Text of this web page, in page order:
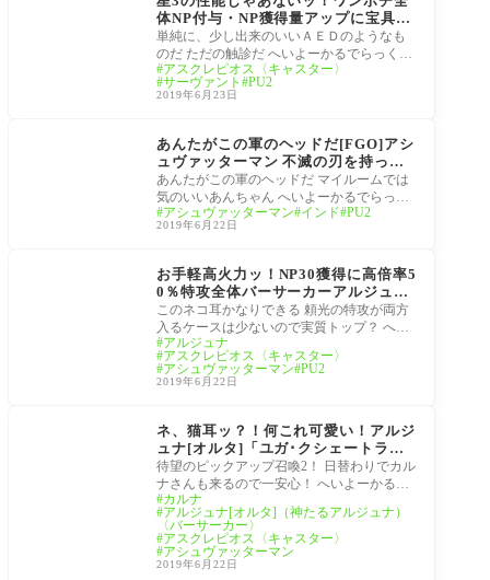
体NP付与・NP獲得量アップに宝具で
ガッツ[医神アスクレピオス]単純に、
少し出来のいいＡＥＤのようなものだ
[FGO]
単純に、少し出来のいいＡＥＤのようなも
のだ ただの触診だ へいよーかるでらっく
す！ スキル構成宝具ともに優秀なアスクレ
ピオス
アスクレピオス〈キャスター〉
サーヴァント
PU2
2019年6月23日
あんたがこの軍のヘッドだ[FGO]アシ
ュヴァッターマン 不滅の刃を持って
汝を引き裂こう！
あんたがこの軍のヘッドだ マイルームでは
気のいいあんちゃん へいよーかるでらっく
す！ 今日はネタが多いので連投ですネ！ 好
き
アシュヴァッターマン インド PU2
2019年6月22日
お手軽高火力ッ！NP30獲得に高倍率5
0％特攻全体バーサーカーアルジュナ
【オルタ】ネコ耳【FGO】PU2キャ
ラ性能評価まとめ2
このネコ耳かなりできる 頼光の特攻が両方
入るケースは少ないので実質トップ？ へい
よーかるでらっくす！ 続々と新サーヴァン
ト情
アルジュナ
アスクレピオス〈キャスター〉
アシュヴァッターマン PU2
2019年6月22日
ネ、猫耳ッ？！何これ可愛い！アルジ
ュナ[オルタ]「ユガ･クシェートラピ
ックアップ2召喚(日替り)」！キャラ
性能評価まとめ1
待望のピックアップ召喚2！ 日替わりでカル
ナさんも来るので一安心！ へいよーかるで
らっくす！ 今回追加された新サーヴァント
に
カルナ
アルジュナ[オルタ]（神たるアルジュナ）
〈バーサーカー〉
アスクレピオス〈キャスター〉
アシュヴァッターマン
2019年6月22日